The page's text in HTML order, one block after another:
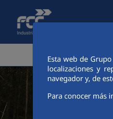
Saltar al contenido principal
Esta web de
localizaciones y
navegador y, de
Para conocer más